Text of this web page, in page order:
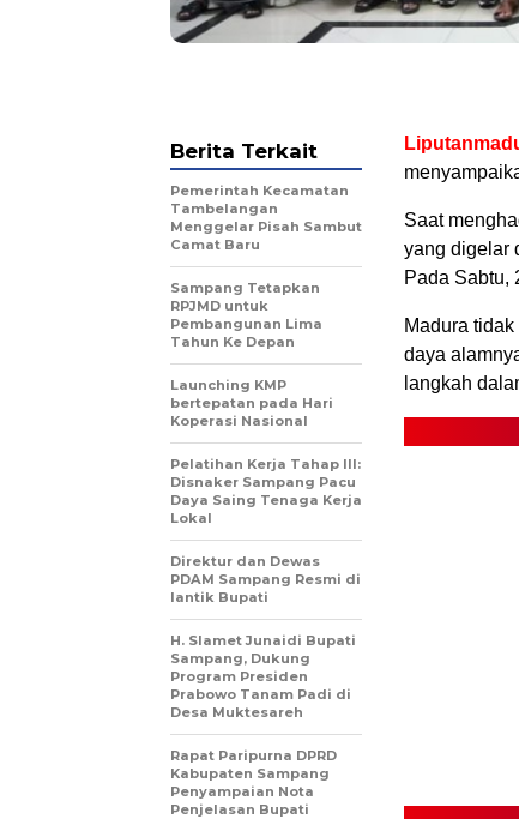
Saat
yang digelar
Pada Sabtu,
Madura
daya
langkah
Berita Terkait
Pemerintah Kecamatan
Tambelangan
Menggelar Pisah Sambut
Camat Baru
Sampang Tetapkan
RPJMD untuk
Pembangunan Lima
Tahun Ke Depan
Launching KMP
bertepatan pada Hari
Koperasi Nasional
Pelatihan Kerja Tahap III:
Disnaker Sampang Pacu
Daya Saing Tenaga Kerja
Lokal
Direktur dan Dewas
PDAM Sampang Resmi di
lantik Bupati
H. Slamet Junaidi Bupati
Sampang, Dukung
Program Presiden
Prabowo Tanam Padi di
Desa Muktesareh
Rapat Paripurna DPRD
Kabupaten Sampang
Penyampaian Nota
Penjelasan Bupati